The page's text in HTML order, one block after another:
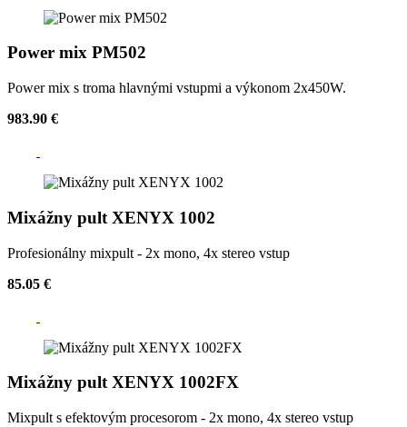
Power mix PM502
Power mix s troma hlavnými vstupmi a výkonom 2x450W.
983.90 €
Mixážny pult XENYX 1002
Profesionálny mixpult - 2x mono, 4x stereo vstup
85.05 €
Mixážny pult XENYX 1002FX
Mixpult s efektovým procesorom - 2x mono, 4x stereo vstup